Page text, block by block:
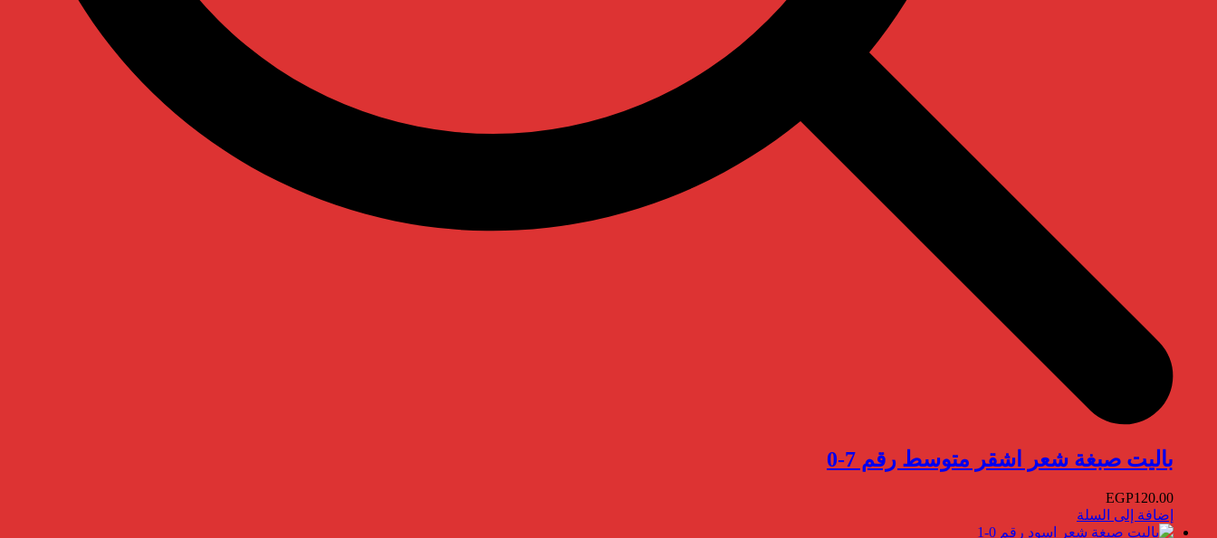
باليت صبغة شعر اشقر متوسط رقم 7-0
EGP120.00
إضافة إلى السلة